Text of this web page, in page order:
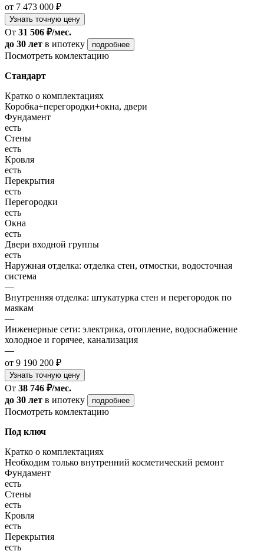
от 7 473 000 ₽
Узнать точную цену
От 31 506 ₽/мес.
до 30 лет в ипотеку подробнее
Посмотреть комлектацию
Стандарт
Кратко о комплектациях
Коробка+перегородки+окна, двери
Фундамент
есть
Стены
есть
Кровля
есть
Перекрытия
есть
Перегородки
есть
Окна
есть
Двери входной группы
есть
Наружная отделка: отделка стен, отмостки, водосточная
система
—
Внутренняя отделка: штукатурка стен и перегородок по
маякам
—
Инженерные сети: электрика, отопление, водоснабжение
холодное и горячее, канализация
—
от 9 190 200 ₽
Узнать точную цену
От 38 746 ₽/мес.
до 30 лет в ипотеку подробнее
Посмотреть комлектацию
Под ключ
Кратко о комплектациях
Необходим только внутренний косметический ремонт
Фундамент
есть
Стены
есть
Кровля
есть
Перекрытия
есть